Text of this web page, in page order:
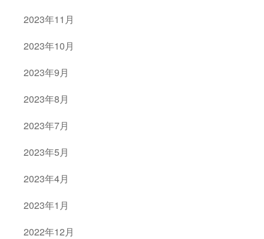
2023年11月
2023年10月
2023年9月
2023年8月
2023年7月
2023年5月
2023年4月
2023年1月
2022年12月